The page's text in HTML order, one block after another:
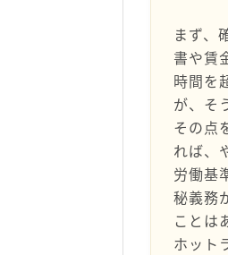
まず、
書や賃
時間を
が、そ
その点
れば、
労働基
秘義務
ことは
ホット